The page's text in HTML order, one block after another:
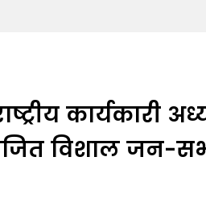
कार्यकारी
विशाल जन-